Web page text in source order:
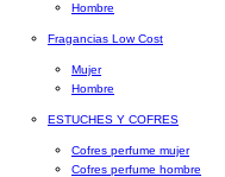
Hombre
Fragancias Low Cost
Mujer
Hombre
ESTUCHES Y COFRES
Cofres perfume mujer
Cofres perfume hombre